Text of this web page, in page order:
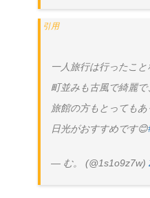
一人旅行は行ったこと
町並みも古風で綺麗で
旅館の方もとっても
日光がおすすめです😊
— む。 (@1s1o9z7w)